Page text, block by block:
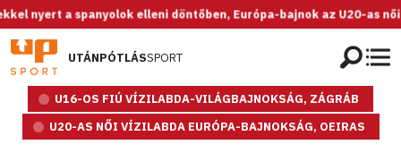
elleni döntőben, Európa-bajnok az U20-as női válogatott!
UTÁNPÓTLÁSSPORT
U16-OS FIÚ VÍZILABDA-VILÁGBAJNOKSÁG, ZÁGRÁB
U20-AS NŐI VÍZILABDA EURÓPA-BAJNOKSÁG, OEIRAS